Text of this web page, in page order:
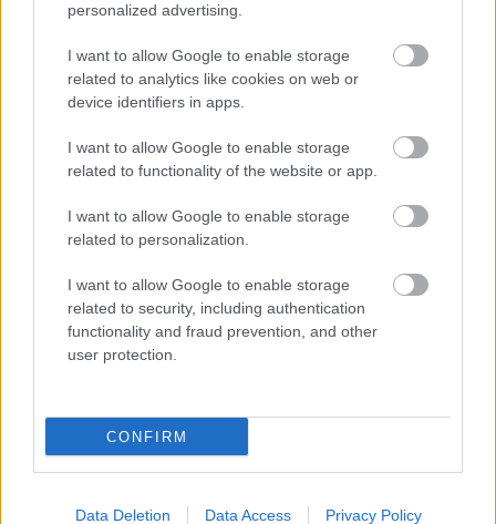
personalized advertising.
I want to allow Google to enable storage
related to analytics like cookies on web or
device identifiers in apps.
I want to allow Google to enable storage
related to functionality of the website or app.
I want to allow Google to enable storage
related to personalization.
I want to allow Google to enable storage
related to security, including authentication
functionality and fraud prevention, and other
user protection.
CONFIRM
Data Deletion Data Access Privacy Policy
El Sevilla ha reforzado la zona
central de su defensa con el joven
Tanguy Nianzou, procedente del
conseguido la cesión del medio
Domingos Quina. Analizamos
estos dos fichajes en clave
Comunio.
El Atlético de Madrid se enfrentará el domingo al Villarreal
sin, a priori, ninguna baja. Tanto Giménez como Felipe, los
dos futbolistas rojiblancos en la enfermería, ya están
ellos si lo estima oportuno.
Sergio no recupera efectivos
Sergio González no tendrá a su disposición a varios